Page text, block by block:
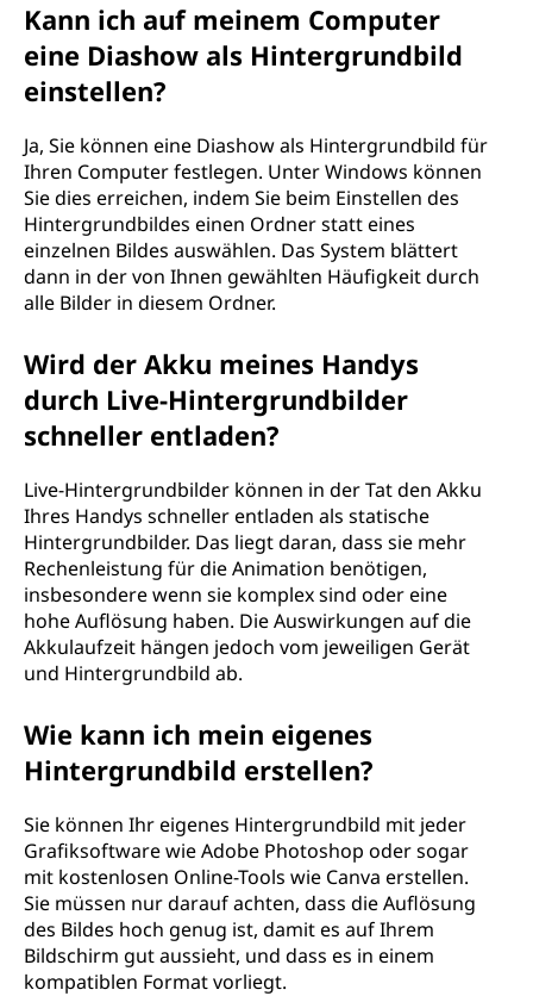
Kann ich auf meinem Computer
eine Diashow als Hintergrundbild
einstellen?
Ja, Sie können eine Diashow als Hintergrundbild für
Ihren Computer festlegen. Unter Windows können
Sie dies erreichen, indem Sie beim Einstellen des
Hintergrundbildes einen Ordner statt eines
einzelnen Bildes auswählen. Das System blättert
dann in der von Ihnen gewählten Häufigkeit durch
alle Bilder in diesem Ordner.
Wird der Akku meines Handys
durch Live-Hintergrundbilder
schneller entladen?
Live-Hintergrundbilder können in der Tat den Akku
Ihres Handys schneller entladen als statische
Hintergrundbilder. Das liegt daran, dass sie mehr
Rechenleistung für die Animation benötigen,
insbesondere wenn sie komplex sind oder eine
hohe Auflösung haben. Die Auswirkungen auf die
Akkulaufzeit hängen jedoch vom jeweiligen Gerät
und Hintergrundbild ab.
Wie kann ich mein eigenes
Hintergrundbild erstellen?
Sie können Ihr eigenes Hintergrundbild mit jeder
Grafiksoftware wie Adobe Photoshop oder sogar
mit kostenlosen Online-Tools wie Canva erstellen.
Sie müssen nur darauf achten, dass die Auflösung
des Bildes hoch genug ist, damit es auf Ihrem
Bildschirm gut aussieht, und dass es in einem
kompatiblen Format vorliegt.